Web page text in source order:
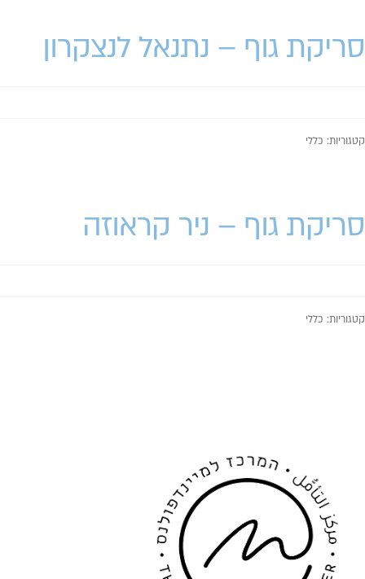
סריקת גוף – נתנאל לנצקרון
קטגוריות: כללי
סריקת גוף – ניר קראוזה
קטגוריות: כללי